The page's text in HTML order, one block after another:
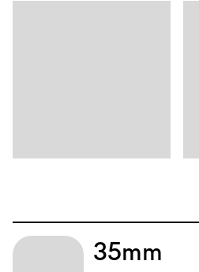
35mm